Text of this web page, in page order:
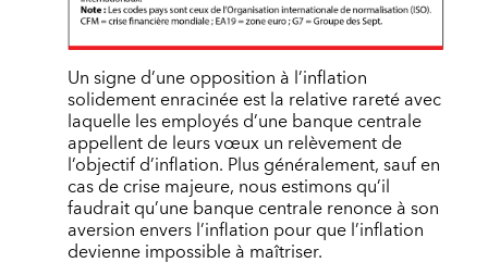
Un signe d’une opposition à l’inflation
solidement enracinée est la relative rareté avec
laquelle les employés d’une banque centrale
appellent de leurs vœux un relèvement de
l’objectif d’inflation. Plus généralement, sauf en
cas de crise majeure, nous estimons qu’il
faudrait qu’une banque centrale renonce à son
aversion envers l’inflation pour que l’inflation
devienne impossible à maîtriser.